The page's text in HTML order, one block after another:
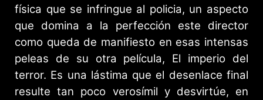
física que se infringue al policia, un aspecto
que domina a la perfección este director
como queda de manifiesto en esas intensas
peleas de su otra película, El imperio del
terror. Es una lástima que el desenlace final
resulte tan poco verosímil y desvirtúe, en